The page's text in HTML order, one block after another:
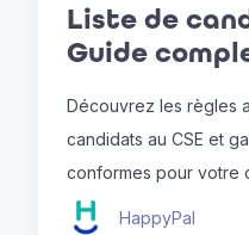
Liste de
Guide
Découvrez les règles
candidats au CSE et
conformes pour votre
HappyPal